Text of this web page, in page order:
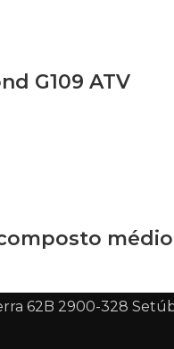
G109 ATV
médio
62B 2900-328